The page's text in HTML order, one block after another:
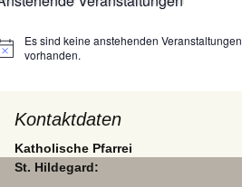
Es sind keine anstehenden Veranstaltungen
vorhanden.
Kontaktdaten
Katholische Pfarrei
St. Hildegard: